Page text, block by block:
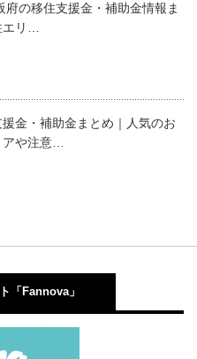
府の移住支援金・補助金情報ま
エリ…
金・補助金まとめ｜人気のお
アや注意…
「Fannova」